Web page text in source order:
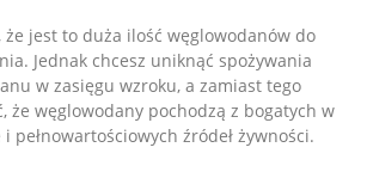
że jest to duża ilość węglowodanów do
Jednak chcesz uniknąć spożywania
w zasięgu wzroku, a zamiast tego
że węglowodany pochodzą z bogatych w
pełnowartościowych źródeł żywności.